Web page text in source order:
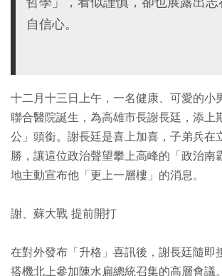
自信心。
十二月十三日上午，一名健康、可愛的小
聯合醫院誕生，為高雄市長謝長廷，添上
公」頭銜。謝長廷是喜上加喜，子弟兵在
勝，讓這位政治聲望攀上高峰的「政治南
地主動宣布他「更上一層樓」的消息。
謝、蘇大戰 提前開打
在對外發布「升格」喜訊後，謝長廷隨即
搭機北上參加陳水扁總統召集的高層會議